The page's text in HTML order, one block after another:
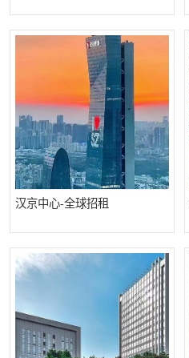
汉京中心-全球招租
光明区
龙华观澜